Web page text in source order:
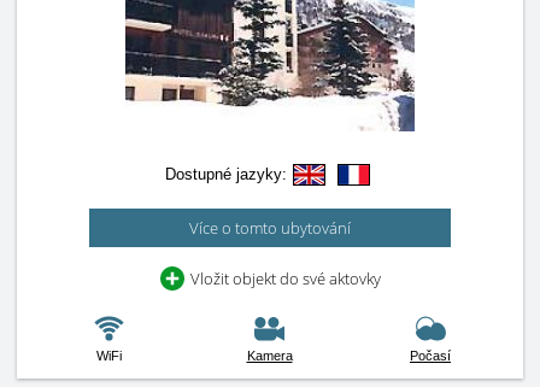
Dostupné jazyky:
Více o tomto ubytování
Vložit objekt do své aktovky
WiFi Kamera Počasí